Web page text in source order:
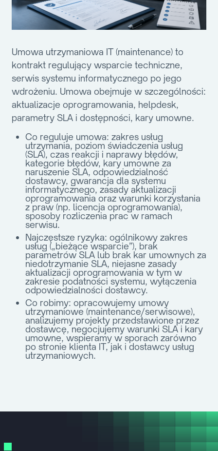
Umowa utrzymaniowa IT (maintenance) to
kontrakt regulujący wsparcie techniczne,
serwis systemu informatycznego po jego
wdrożeniu. Umowa obejmuje w szczególności:
aktualizacje oprogramowania, helpdesk,
parametry SLA i dostępności, kary umowne.
Co reguluje umowa: zakres usług
utrzymania, poziom świadczenia usług
(SLA), czas reakcji i naprawy błędów,
kategorie błędów, kary umowne za
naruszenie SLA, odpowiedzialność
dostawcy, gwarancja dla systemu
informatycznego, zasady aktualizacji
oprogramowania oraz warunki korzystania
z praw (np. licencja oprogramowania),
sposoby rozliczenia prac w ramach
serwisu.
Najczęstsze ryzyka: ogólnikowy zakres
usług („bieżące wsparcie”), brak
parametrów SLA lub brak kar umownych za
niedotrzymanie SLA, niejasne zasady
aktualizacji oprogramowania w tym w
zakresie podatności systemu, wyłączenia
odpowiedzialności dostawcy.
Co robimy: opracowujemy umowy
utrzymaniowe (maintenance/serwisowe),
analizujemy projekty przedstawione przez
dostawcę, negocjujemy warunki SLA i kary
umowne, wspieramy w sporach zarówno
po stronie klienta IT, jak i dostawcy usług
utrzymaniowych.